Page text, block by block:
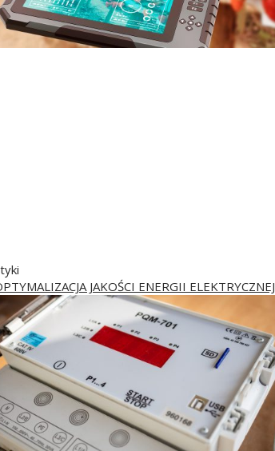
JAKOŚCI ENERGII ELEKTRYCZNEJ